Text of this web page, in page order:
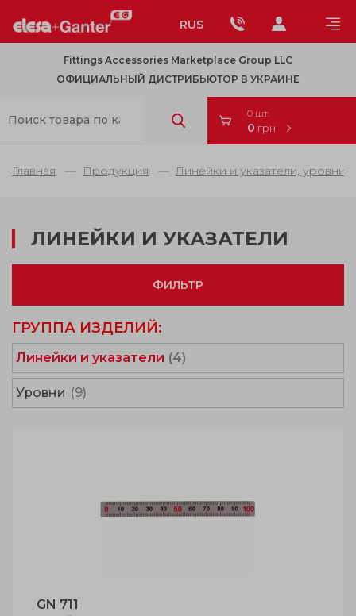
RUS
Fittings Accessories Marketplace Group LLC
ОФИЦИАЛЬНЫЙ ДИСТРИБЬЮТОР В УКРАИНЕ
0 шт.
0 грн
Главная Продукция Линейки и указатели, уровни
ЛИНЕЙКИ И УКАЗАТЕЛИ
ФИЛЬТР
ГРУППА ИЗДЕЛИЙ:
Линейки и указатели (4)
Уровни (9)
GN 711